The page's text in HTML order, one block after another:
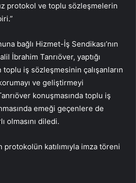
protokol ve toplu sözleşmelerin
bağlı Hizmet-İş Sendikası’nın
İbrahim Tanrıöver, yaptığı
iş sözleşmesinin çalışanların
ve geliştirmeyi
konuşmasında toplu iş
emeği geçenlere de
olmasını diledi.
protokolün katılımıyla imza töreni